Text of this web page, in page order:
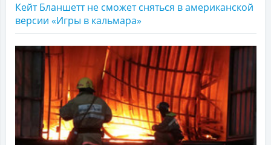
Кейт Бланшетт не сможет сняться в американской
версии «Игры в кальмара»